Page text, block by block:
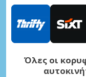
Όλες οι